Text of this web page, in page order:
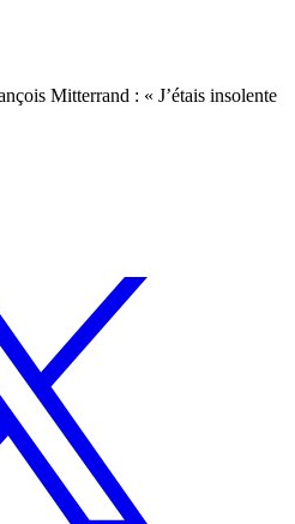
Mitterrand : « J’étais insolente